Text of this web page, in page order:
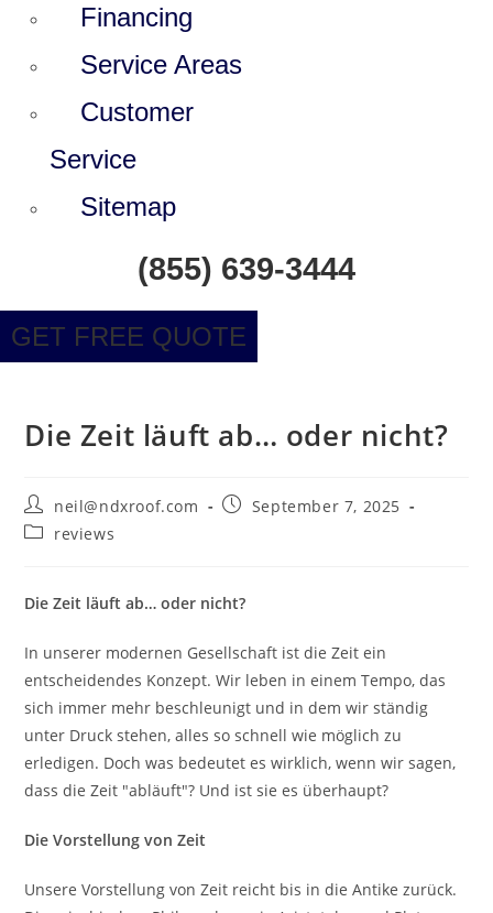
Financing
Service Areas
Customer
Service
Sitemap
(855) 639-3444
GET FREE QUOTE
Die Zeit läuft ab… oder nicht?
Post
author:
neil@ndxroof.com
PostSeptember 7, 2025
Postreviews
Die Zeit läuft ab… oder nicht?
In unserer modernen Gesellschaft ist die Zeit ein
entscheidendes Konzept. Wir leben in einem Tempo, das
sich immer mehr beschleunigt und in dem wir ständig
unter Druck stehen, alles so schnell wie möglich zu
erledigen. Doch was bedeutet es wirklich, wenn wir sagen,
dass die Zeit "abläuft"? Und ist sie es überhaupt?
Die Vorstellung von Zeit
Unsere Vorstellung von Zeit reicht bis in die Antike zurück.